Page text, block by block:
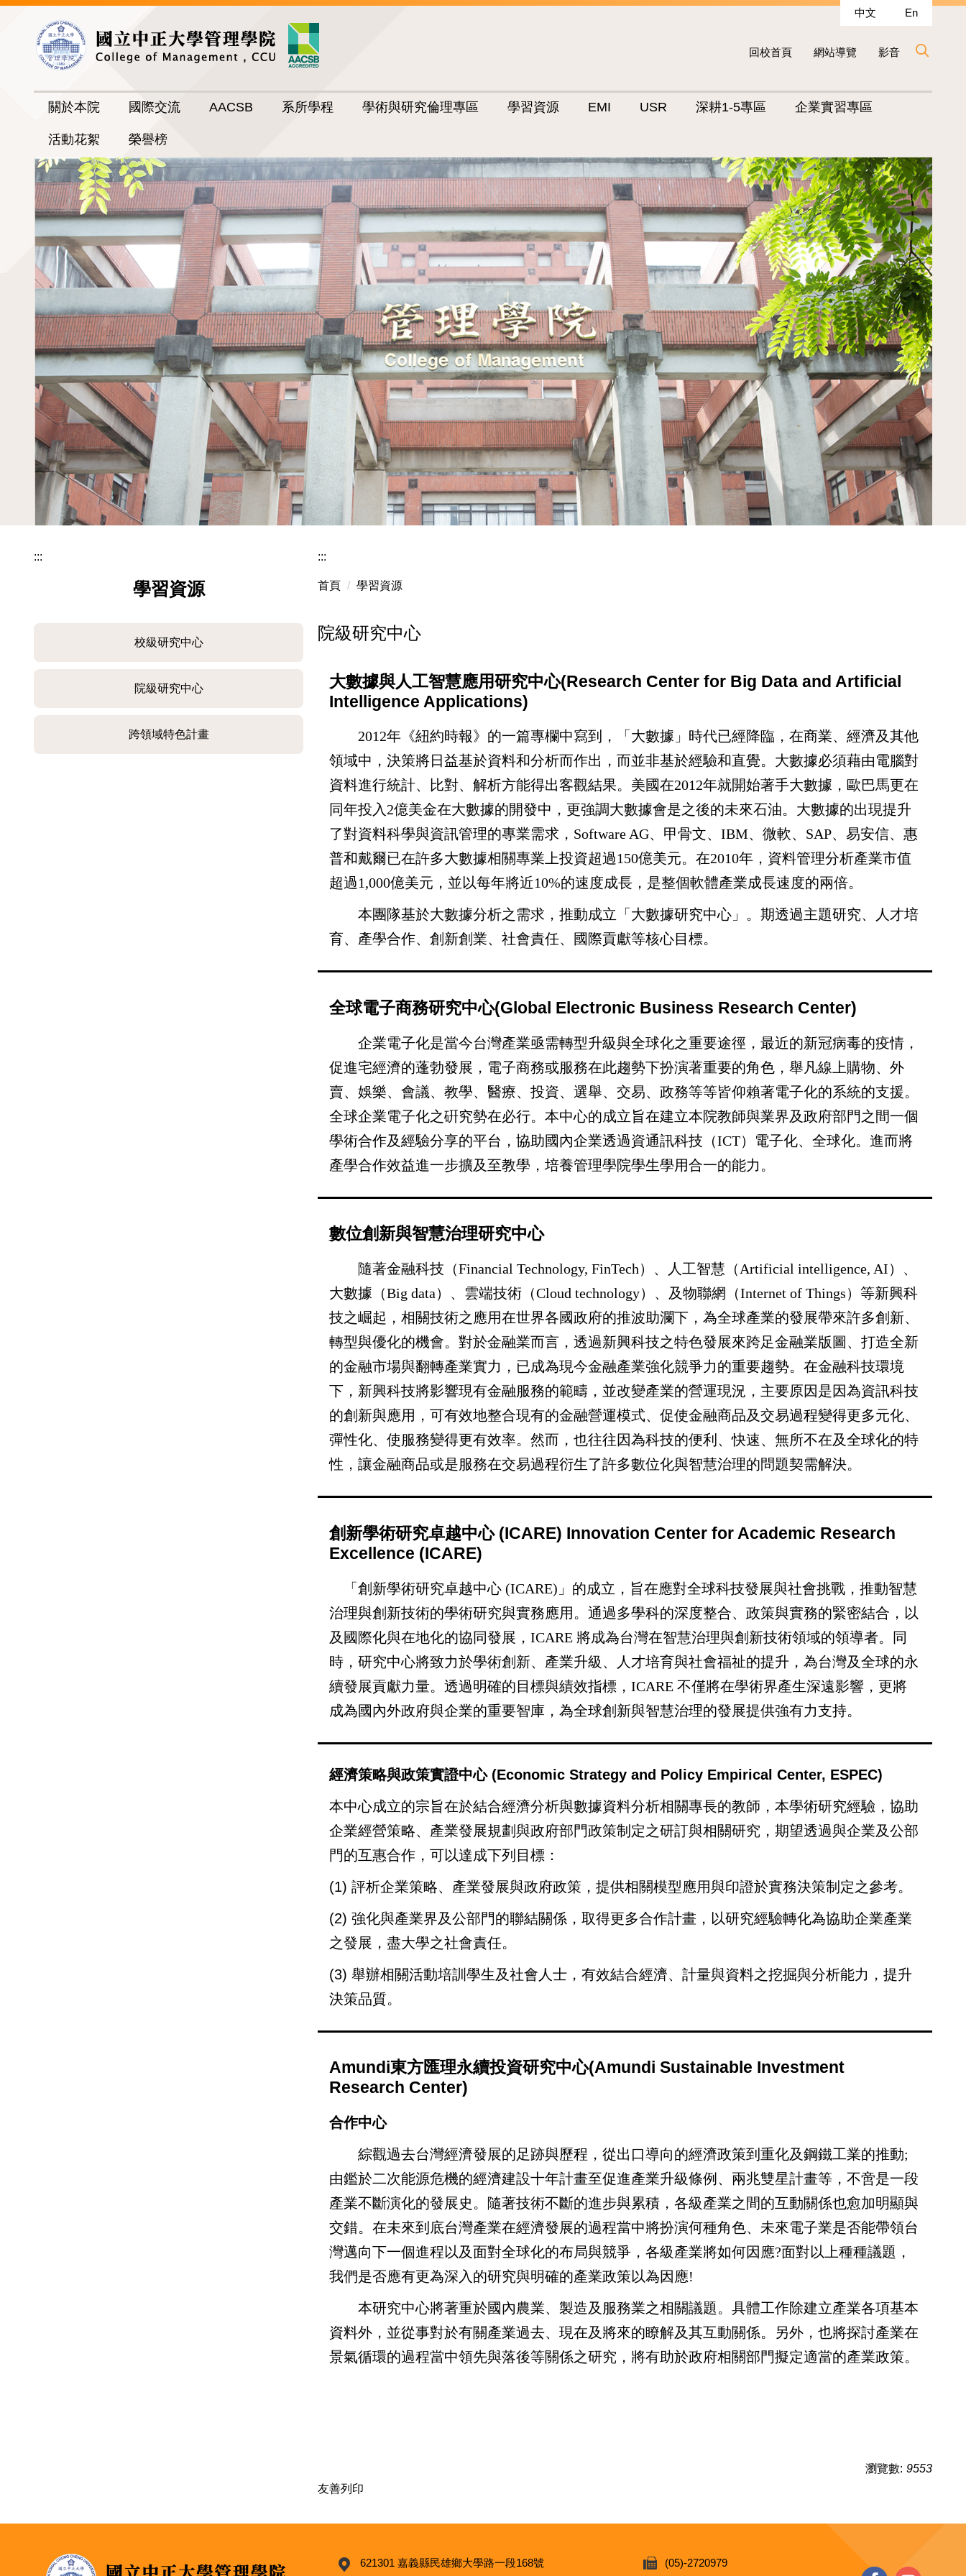
中文 En
回校首頁 網站導覽 影音
關於本院 國際交流 AACSB 系所學程 學術與研究倫理專區 學習資源 EMI USR 深耕1-5專區 企業實習專區
活動花絮 榮譽榜
:::
學習資源
校級研究中心
院級研究中心
跨領域特色計畫
:::
首頁 學習資源
院級研究中心
大數據與人工智慧應用研究中心(Research Center for Big Data and Artificial
Intelligence Applications)
2012年《紐約時報》的一篇專欄中寫到，「大數據」時代已經降臨，在商業、經濟及其他
領域中，決策將日益基於資料和分析而作出，而並非基於經驗和直覺。大數據必須藉由電腦對
資料進行統計、比對、解析方能得出客觀結果。美國在2012年就開始著手大數據，歐巴馬更在
同年投入2億美金在大數據的開發中，更強調大數據會是之後的未來石油。大數據的出現提升
了對資料科學與資訊管理的專業需求，Software AG、甲骨文、IBM、微軟、SAP、易安信、惠
普和戴爾已在許多大數據相關專業上投資超過150億美元。在2010年，資料管理分析產業市值
超過1,000億美元，並以每年將近10%的速度成長，是整個軟體產業成長速度的兩倍。
本團隊基於大數據分析之需求，推動成立「大數據研究中心」。期透過主題研究、人才培
育、產學合作、創新創業、社會責任、國際貢獻等核心目標。
全球電子商務研究中心(Global Electronic Business Research Center)
企業電子化是當今台灣產業亟需轉型升級與全球化之重要途徑，最近的新冠病毒的疫情，
促進宅經濟的蓬勃發展，電子商務或服務在此趨勢下扮演著重要的角色，舉凡線上購物、外
賣、娛樂、會議、教學、醫療、投資、選舉、交易、政務等等皆仰賴著電子化的系統的支援。
全球企業電子化之硏究勢在必行。本中心的成立旨在建立本院教師與業界及政府部門之間一個
學術合作及經驗分享的平台，協助國內企業透過資通訊科技（ICT）電子化、全球化。進而將
產學合作效益進一步擴及至教學，培養管理學院學生學用合一的能力。
數位創新與智慧治理研究中心
隨著金融科技（Financial Technology, FinTech）、人工智慧（Artificial intelligence, AI）、
大數據（Big data）、雲端技術（Cloud technology）、及物聯網（Internet of Things）等新興科
技之崛起，相關技術之應用在世界各國政府的推波助瀾下，為全球產業的發展帶來許多創新、
轉型與優化的機會。對於金融業而言，透過新興科技之特色發展來跨足金融業版圖、打造全新
的金融市場與翻轉產業實力，已成為現今金融產業強化競爭力的重要趨勢。在金融科技環境
下，新興科技將影響現有金融服務的範疇，並改變產業的營運現況，主要原因是因為資訊科技
的創新與應用，可有效地整合現有的金融營運模式、促使金融商品及交易過程變得更多元化、
彈性化、使服務變得更有效率。然而，也往往因為科技的便利、快速、無所不在及全球化的特
性，讓金融商品或是服務在交易過程衍生了許多數位化與智慧治理的問題契需解決。
創新學術研究卓越中心 (ICARE) Innovation Center for Academic Research
Excellence (ICARE)
「創新學術研究卓越中心 (ICARE)」的成立，旨在應對全球科技發展與社會挑戰，推動智慧
治理與創新技術的學術研究與實務應用。通過多學科的深度整合、政策與實務的緊密結合，以
及國際化與在地化的協同發展，ICARE 將成為台灣在智慧治理與創新技術領域的領導者。同
時，研究中心將致力於學術創新、產業升級、人才培育與社會福祉的提升，為台灣及全球的永
續發展貢獻力量。透過明確的目標與績效指標，ICARE 不僅將在學術界產生深遠影響，更將
成為國內外政府與企業的重要智庫，為全球創新與智慧治理的發展提供強有力支持。
經濟策略與政策實證中心 (Economic Strategy and Policy Empirical Center, ESPEC)
本中心成立的宗旨在於結合經濟分析與數據資料分析相關專長的教師，本學術研究經驗，協助
企業經營策略、產業發展規劃與政府部門政策制定之研訂與相關研究，期望透過與企業及公部
門的互惠合作，可以達成下列目標：
(1) 評析企業策略、產業發展與政府政策，提供相關模型應用與印證於實務決策制定之參考。
(2) 強化與產業界及公部門的聯結關係，取得更多合作計畫，以研究經驗轉化為協助企業產業
之發展，盡大學之社會責任。
(3) 舉辦相關活動培訓學生及社會人士，有效結合經濟、計量與資料之挖掘與分析能力，提升
決策品質。
Amundi東方匯理永續投資研究中心(Amundi Sustainable Investment
Research Center)
合作中心
綜觀過去台灣經濟發展的足跡與歷程，從出口導向的經濟政策到重化及鋼鐵工業的推動;
由鑑於二次能源危機的經濟建設十年計畫至促進產業升級條例、兩兆雙星計畫等，不啻是一段
產業不斷演化的發展史。隨著技術不斷的進步與累積，各級產業之間的互動關係也愈加明顯與
交錯。在未來到底台灣產業在經濟發展的過程當中將扮演何種角色、未來電子業是否能帶領台
灣邁向下一個進程以及面對全球化的布局與競爭，各級產業將如何因應?面對以上種種議題，
我們是否應有更為深入的研究與明確的產業政策以為因應!
本研究中心將著重於國內農業、製造及服務業之相關議題。具體工作除建立產業各項基本
資料外，並從事對於有關產業過去、現在及將來的瞭解及其互動關係。另外，也將探討產業在
景氣循環的過程當中領先與落後等關係之研究，將有助於政府相關部門擬定適當的產業政策。
瀏覽數: 9553
友善列印
621301 嘉義縣民雄鄉大學路一段168號 (05)-2720979